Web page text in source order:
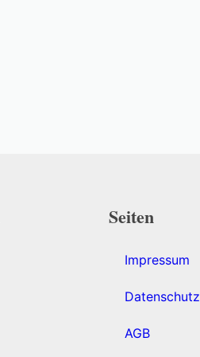
Seiten
Impressum
Datenschutz
AGB